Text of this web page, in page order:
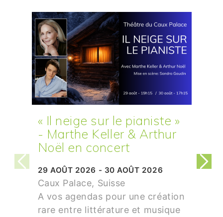
« Il neige sur le pianiste »
- Marthe Keller & Arthur
Noël en concert
29 AOÛT 2026 - 30 AOÛT 2026
Caux Palace, Suisse
A vos agendas pour une création
rare entre littérature et musique